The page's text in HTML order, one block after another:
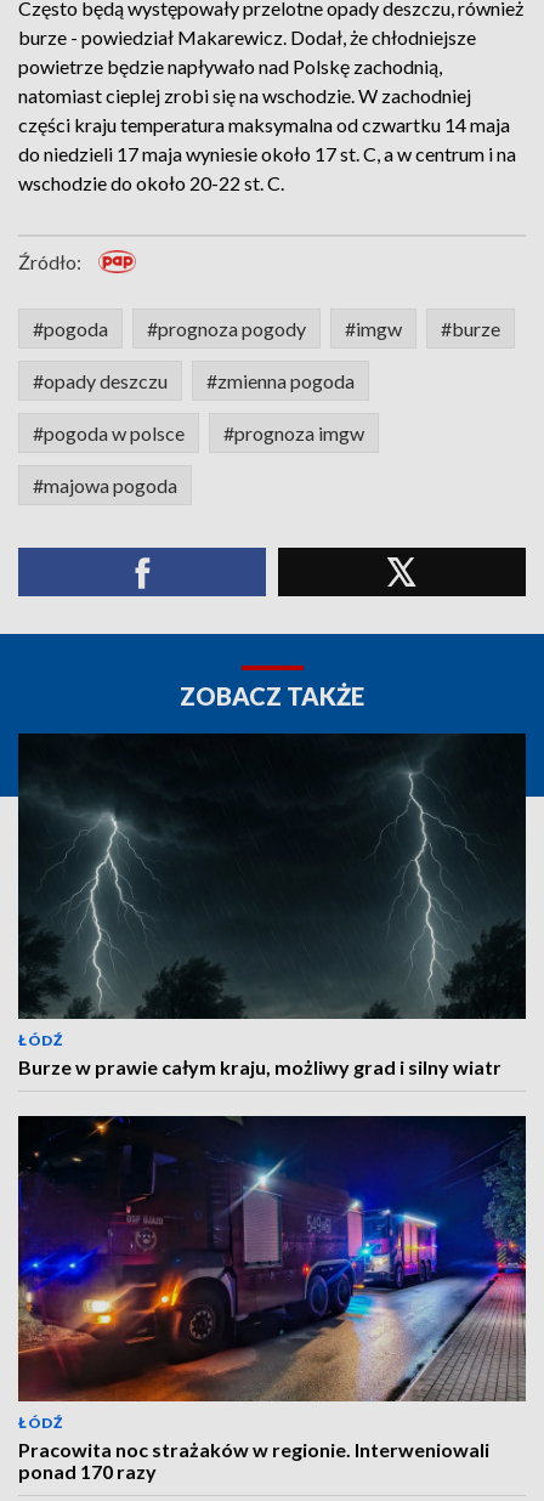
Często będą występowały przelotne opady deszczu, również
burze - powiedział Makarewicz. Dodał, że chłodniejsze
powietrze będzie napływało nad Polskę zachodnią,
natomiast cieplej zrobi się na wschodzie. W zachodniej
części kraju temperatura maksymalna od czwartku 14 maja
do niedzieli 17 maja wyniesie około 17 st. C, a w centrum i na
wschodzie do około 20-22 st. C.
Źródło:
#pogoda #prognoza pogody #imgw #burze
#opady deszczu #zmienna pogoda
#pogoda w polsce #prognoza imgw
#majowa pogoda
ZOBACZ TAKŻE
ŁÓDŹ
Burze w prawie całym kraju, możliwy grad i silny wiatr
ŁÓDŹ
Pracowita noc strażaków w regionie. Interweniowali
ponad 170 razy